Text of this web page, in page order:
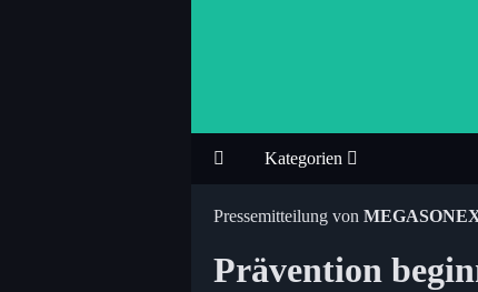
Kategorien
Pressemitteilung von
Prävention